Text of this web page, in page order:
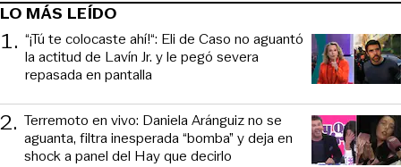
LO MÁS LEÍDO
1. “¡Tú te colocaste ahí!“: Eli de Caso no aguantó
la actitud de Lavín Jr. y le pegó severa
repasada en pantalla
2. Terremoto en vivo: Daniela Aránguiz no se
aguanta, filtra inesperada “bomba” y deja en
shock a panel del Hay que decirlo